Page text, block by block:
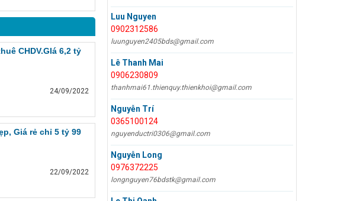
CHDV.GIá 6,2 tỷ
24/09/2022
Giá rẻ chỉ 5 tỷ 99
22/09/2022
Luu Nguyen
0902312586
luunguyen2405bds@gmail.com
Lê Thanh Mai
0906230809
thanhmai61.thienquy.thienkhoi@gmail.com
Nguyễn Trí
0365100124
nguyenductri0306@gmail.com
Nguyễn Long
0976372225
longnguyen76bdstk@gmail.com